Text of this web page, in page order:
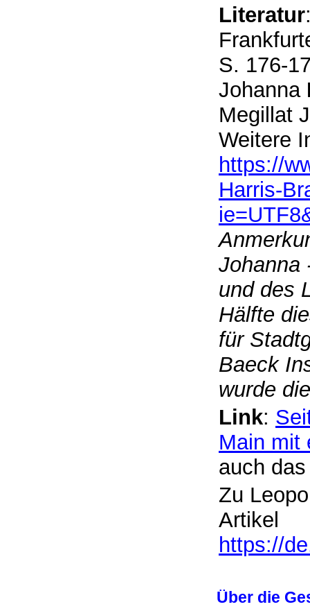
Literatur
S. 176-
Johanna
Megillat
Weitere
https://
Harris-
Johanna
und des
Hälfte
für
Baeck
wurde
Link:
Main mit
auch
Zu
Artikel
https://
Über die